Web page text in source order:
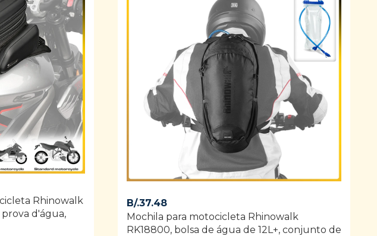
Rhinowalk
prova d'água,
B/.37.48
Mochila para motocicleta Rhinowalk
RK18800, bolsa de água de 12L+, conjunto de